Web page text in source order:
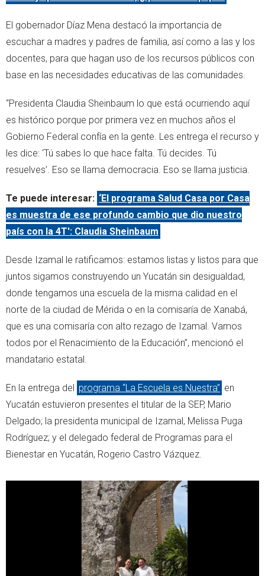
El gobernador Díaz Mena destacó la importancia de
escuchar a madres y padres de familia, así como a las y los
docentes, para que hagan uso de los recursos públicos con
base en las necesidades educativas de las comunidades.
“Presidenta Claudia Sheinbaum lo que está ocurriendo aquí
es histórico porque por primera vez en muchos años el
Gobierno Federal confía en la gente. Les entrega el recurso y
les dice: ‘Tú sabes lo que hace falta. Tú decides. Tú
resuelves’. Eso se llama democracia. Eso se llama justicia.
Te puede interesar: ‘El programa Salud Casa por Casa
es muestra de ese profundo cambio que dio nuestro
país con la 4T': Claudia Sheinbaum
Desde Izamal le ratificamos: estamos listas y listos para que
juntos sigamos construyendo un Yucatán sin desigualdad,
donde tengamos una escuela de la misma calidad en el
norte de la ciudad de Mérida o en la comisaría de Xanabá,
que es una comisaría con alto rezago de Izamal. Vamos
todos por el Renacimiento de la Educación”, mencionó el
mandatario estatal.
En la entrega del programa “La Escuela es Nuestra” en
Yucatán estuvieron presentes el titular de la SEP, Mario
Delgado; la presidenta municipal de Izamal, Melissa Puga
Rodríguez; y el delegado federal de Programas para el
Bienestar en Yucatán, Rogerio Castro Vázquez.